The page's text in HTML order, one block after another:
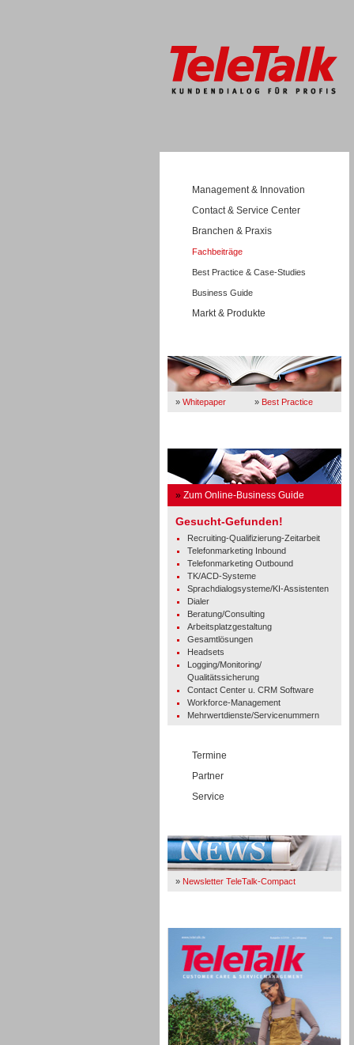
Management & Innovation
Contact & Service Center
Branchen & Praxis
Fachbeiträge
Best Practice & Case-Studies
Business Guide
Markt & Produkte
» Whitepaper » Best Practice
» Zum Online-Business Guide
Gesucht-Gefunden!
Recruiting-Qualifizierung-Zeitarbeit
Telefonmarketing Inbound
Telefonmarketing Outbound
TK/ACD-Systeme
Sprachdialogsysteme/KI-Assistenten
Dialer
Beratung/Consulting
Arbeitsplatzgestaltung
Gesamtlösungen
Headsets
Logging/Monitoring/
Qualitätssicherung
Contact Center u. CRM Software
Workforce-Management
Mehrwertdienste/Servicenummern
Termine
Partner
Service
» Newsletter TeleTalk-Compact